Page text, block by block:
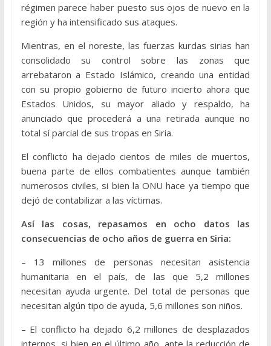
régimen parece haber puesto sus ojos de nuevo en la
región y ha intensificado sus ataques.
Mientras, en el noreste, las fuerzas kurdas sirias han
consolidado su control sobre las zonas que
arrebataron a Estado Islámico, creando una entidad
con su propio gobierno de futuro incierto ahora que
Estados Unidos, su mayor aliado y respaldo, ha
anunciado que procederá a una retirada aunque no
total sí parcial de sus tropas en Siria.
El conflicto ha dejado cientos de miles de muertos,
buena parte de ellos combatientes aunque también
numerosos civiles, si bien la ONU hace ya tiempo que
dejó de contabilizar a las víctimas.
Así las cosas, repasamos en ocho datos las
consecuencias de ocho años de guerra en Siria:
– 13 millones de personas necesitan asistencia
humanitaria en el país, de las que 5,2 millones
necesitan ayuda urgente. Del total de personas que
necesitan algún tipo de ayuda, 5,6 millones son niños.
– El conflicto ha dejado 6,2 millones de desplazados